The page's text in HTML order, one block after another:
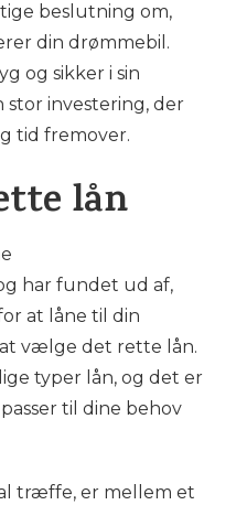
beslutning om,
din drømmebil.
og sikker i sin
stor investering, der
tid fremover.
lån
har fundet ud af,
at låne til din
vælge det rette lån.
typer lån, og det er
til dine behov
træffe, er mellem et